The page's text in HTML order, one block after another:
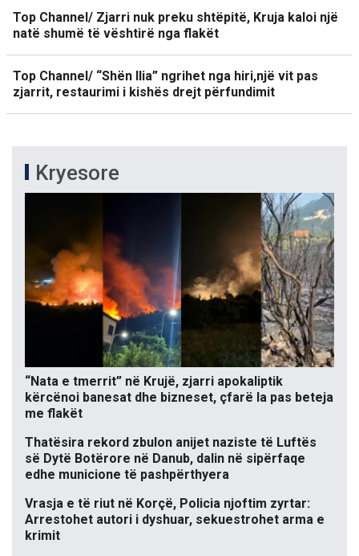
Top Channel/ Zjarri nuk preku shtëpitë, Kruja kaloi një
natë shumë të vështirë nga flakët
Top Channel/ “Shën Ilia” ngrihet nga hiri,një vit pas
zjarrit, restaurimi i kishës drejt përfundimit
Kryesore
“Nata e tmerrit” në Krujë, zjarri apokaliptik
kërcënoi banesat dhe bizneset, çfarë la pas beteja
me flakët
Thatësira rekord zbulon anijet naziste të Luftës
së Dytë Botërore në Danub, dalin në sipërfaqe
edhe municione të pashpërthyera
Vrasja e të riut në Korçë, Policia njoftim zyrtar:
Arrestohet autori i dyshuar, sekuestrohet arma e
krimit